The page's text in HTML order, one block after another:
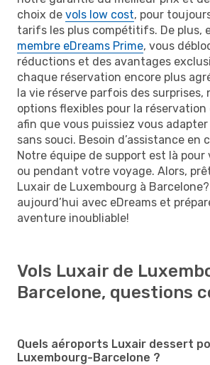
choix de vols low cost, pour
tarifs les plus compétitifs. De plus,
membre eDreams Prime, vous
réductions et des avantages
chaque réservation encore plus
la vie réserve parfois des surprises,
options flexibles pour la réservation
afin que vous puissiez vous
sans souci. Besoin d’assistance en
Notre équipe de support est là pour
ou pendant votre voyage. Alors,
Luxair de Luxembourg à
aujourd’hui avec eDreams et
aventure inoubliable!
Vols Luxair de
Barcelone, questions
Quels aéroports Luxair dessert
Luxembourg-Barcelone ?